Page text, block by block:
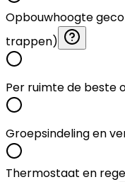
Opbouwhoogte
trappen)
Per ruimte de beste
Groepsindeling en
Thermostaat en